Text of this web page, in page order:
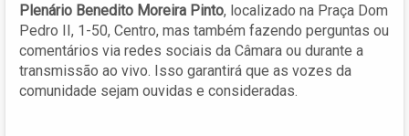
Plenário Benedito Moreira Pinto, localizado na Praça Dom
Pedro II, 1-50, Centro, mas também fazendo perguntas ou
comentários via redes sociais da Câmara ou durante a
transmissão ao vivo. Isso garantirá que as vozes da
comunidade sejam ouvidas e consideradas.